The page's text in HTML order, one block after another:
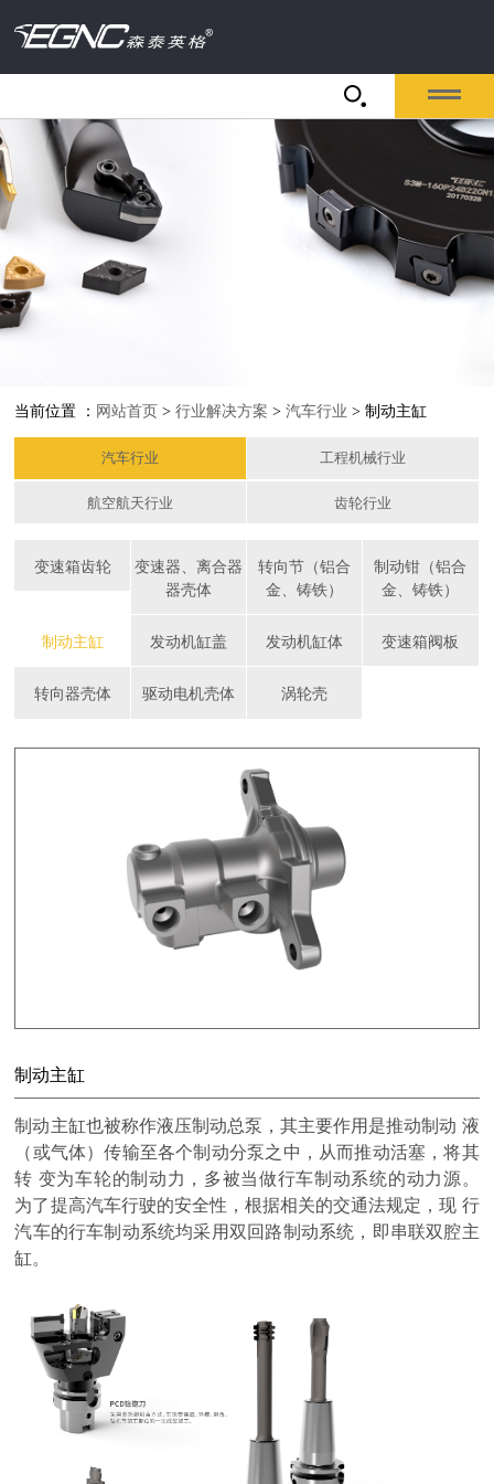
当前位置 ： 网站首页 >行业解决方案 >汽车行业 > 制动主缸
汽车行业 工程机械行业
航空航天行业 齿轮行业
变速箱齿轮
变速器、离合器
器壳体
转向节（铝合
金、铸铁）
制动钳（铝合
金、铸铁）
制动主缸 发动机缸盖 发动机缸体 变速箱阀板
转向器壳体 驱动电机壳体 涡轮壳
制动主缸
制动主缸也被称作液压制动总泵，其主要作用是推动制动 液
（或气体）传输至各个制动分泵之中，从而推动活塞，将其
转 变为车轮的制动力，多被当做行车制动系统的动力源。
为了提高汽车行驶的安全性，根据相关的交通法规定，现 行
汽车的行车制动系统均采用双回路制动系统，即串联双腔主
缸。